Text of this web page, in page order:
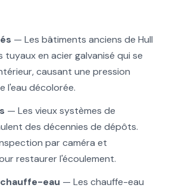
— Les bâtiments anciens de Hull
en acier galvanisé qui se
causant une pression
l'eau décolorée.
— Les vieux systèmes de
des décennies de dépôts.
par caméra et
restaurer l'écoulement.
eau — Les chauffe-eau